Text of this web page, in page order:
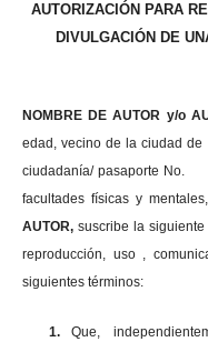
AUTORIZACIÓN PARA
DIVULGACIÓN DE
NOMBRE DE AUTOR y/o
edad, vecino de la
ciudadanía/
facultades físicas y
AUTOR,suscribe la
reproducción, uso ,
siguientes términos:
1.
Que,